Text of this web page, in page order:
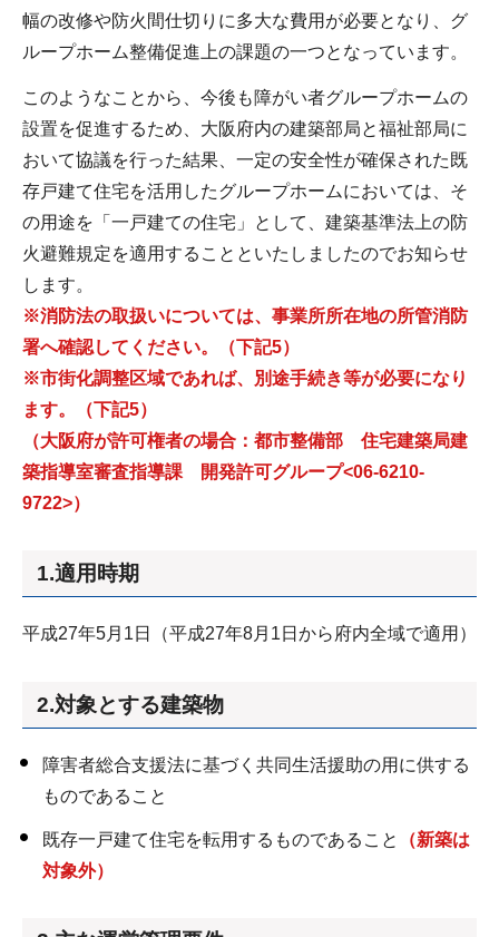
幅の改修や防火間仕切りに多大な費用が必要となり、グ
ループホーム整備促進上の課題の一つとなっています。
このようなことから、今後も障がい者グループホームの
設置を促進するため、大阪府内の建築部局と福祉部局に
おいて協議を行った結果、一定の安全性が確保された既
存戸建て住宅を活用したグループホームにおいては、そ
の用途を「一戸建ての住宅」として、建築基準法上の防
火避難規定を適用することといたしましたのでお知らせ
します。
※消防法の取扱いについては、事業所所在地の所管消防
署へ確認してください。（下記5）
※市街化調整区域であれば、別途手続き等が必要になり
ます。（下記5）
（大阪府が許可権者の場合：都市整備部 住宅建築局建
築指導室審査指導課 開発許可グループ<06-6210-
9722>）
1.適用時期
平成27年5月1日（平成27年8月1日から府内全域で適用）
2.対象とする建築物
障害者総合支援法に基づく共同生活援助の用に供する
ものであること
既存一戸建て住宅を転用するものであること
（新築は
対象外）